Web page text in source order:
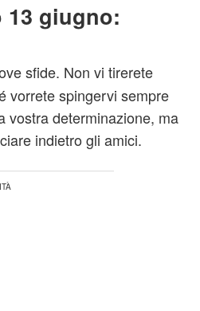
13 giugno:
sfide. Non vi tirerete
vorrete spingervi sempre
vostra determinazione, ma
indietro gli amici.